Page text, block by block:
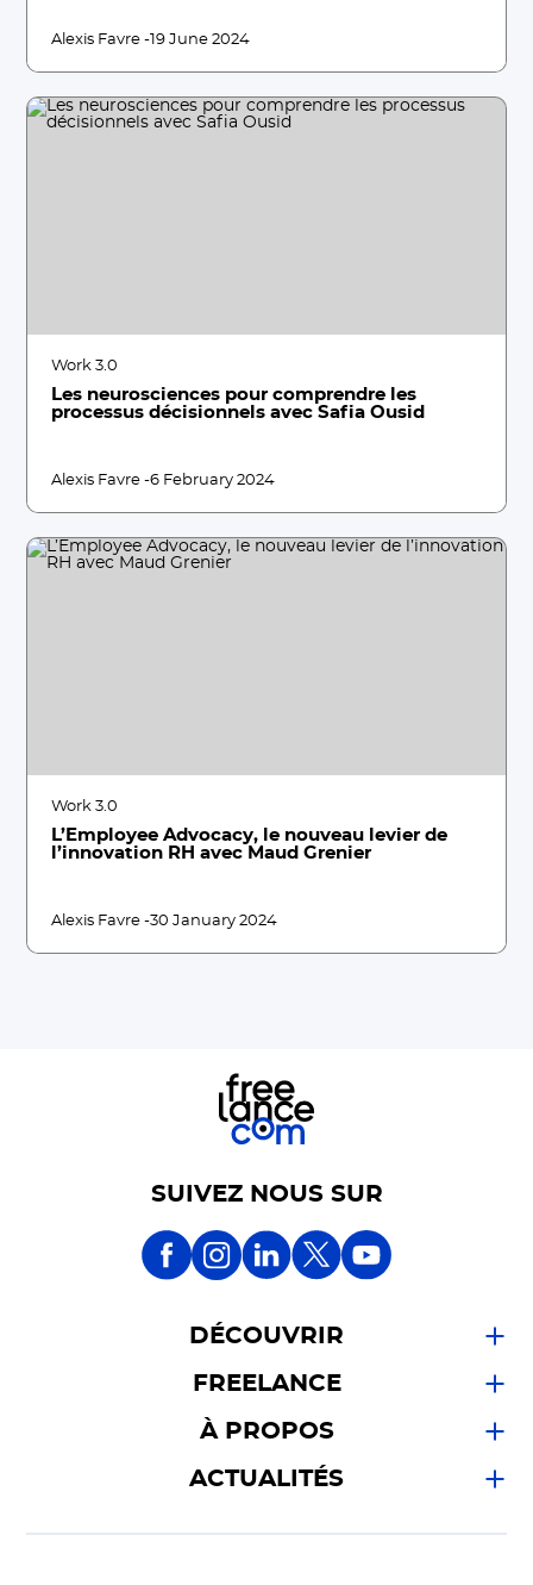
Alexis Favre - 19 June 2024
Work 3.0
Les neurosciences pour comprendre les
processus décisionnels avec Safia Ousid
Alexis Favre -6 February 2024
Work 3.0
L’Employee Advocacy, le nouveau levier de
l’innovation RH avec Maud Grenier
Alexis Favre -30 January 2024
SUIVEZ NOUS SUR
DÉCOUVRIR
FREELANCE
À PROPOS
ACTUALITÉS